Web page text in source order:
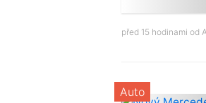
před 15 hodinami od
Auto